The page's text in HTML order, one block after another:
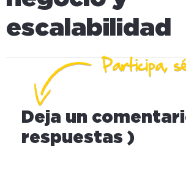
escalabilidad
Deja un
respuestas )